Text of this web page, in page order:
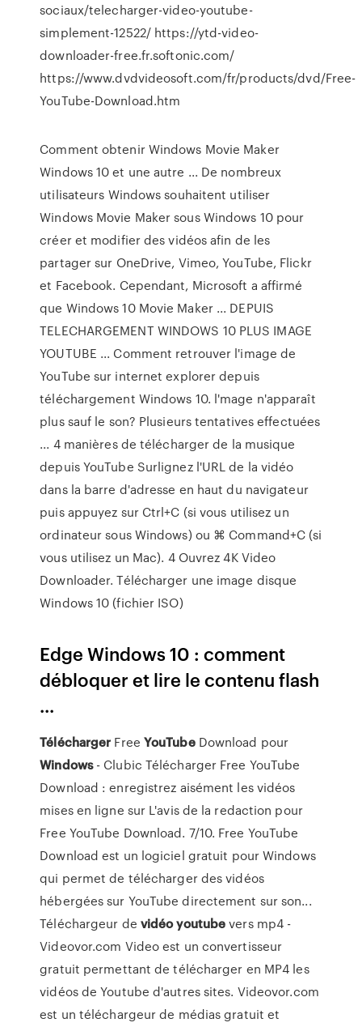
sociaux/telecharger-video-youtube-
simplement-12522/ https://ytd-video-
downloader-free.fr.softonic.com/
https://www.dvdvideosoft.com/fr/products/dvd/Free-
YouTube-Download.htm
Comment obtenir Windows Movie Maker
Windows 10 et une autre ... De nombreux
utilisateurs Windows souhaitent utiliser
Windows Movie Maker sous Windows 10 pour
créer et modifier des vidéos afin de les
partager sur OneDrive, Vimeo, YouTube, Flickr
et Facebook. Cependant, Microsoft a affirmé
que Windows 10 Movie Maker ... DEPUIS
TELECHARGEMENT WINDOWS 10 PLUS IMAGE
YOUTUBE ... Comment retrouver l'image de
YouTube sur internet explorer depuis
téléchargement Windows 10. l'mage n'apparaît
plus sauf le son? Plusieurs tentatives effectuées
... 4 manières de télécharger de la musique
depuis YouTube Surlignez l'URL de la vidéo
dans la barre d'adresse en haut du navigateur
puis appuyez sur Ctrl+C (si vous utilisez un
ordinateur sous Windows) ou ⌘ Command+C (si
vous utilisez un Mac). 4 Ouvrez 4K Video
Downloader. Télécharger une image disque
Windows 10 (fichier ISO)
Edge Windows 10 : comment
débloquer et lire le contenu flash
...
Télécharger Free YouTubeDownload pour
Windows- Clubic Télécharger Free YouTube
Download : enregistrez aisément les vidéos
mises en ligne sur L'avis de la redaction pour
Free YouTube Download. 7/10. Free YouTube
Download est un logiciel gratuit pour Windows
qui permet de télécharger des vidéos
hébergées sur YouTube directement sur son...
Téléchargeur de vidéoyoutubevers mp4 -
Videovor.com Video est un convertisseur
gratuit permettant de télécharger en MP4 les
vidéos de Youtube d'autres sites. Videovor.com
est un téléchargeur de médias gratuit et